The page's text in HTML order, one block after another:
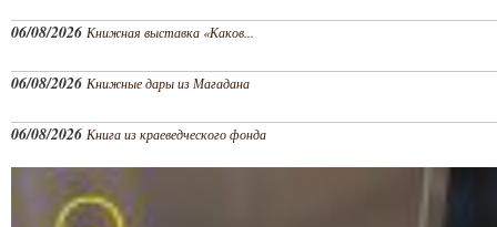
06/08/2026 Книжная выставка «Каков...
06/08/2026 Книжные дары из Магадана
06/08/2026 Книга из краеведческого фонда